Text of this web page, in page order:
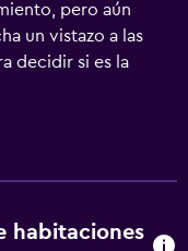
pero aún
un vistazo a las
decidir si es la
habitaciones